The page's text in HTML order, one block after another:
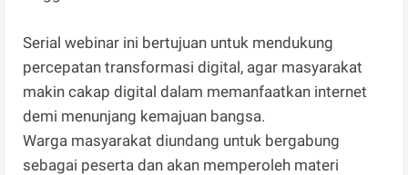
Serial webinar ini bertujuan untuk mendukung
percepatan transformasi digital, agar masyarakat
makin cakap digital dalam memanfaatkan internet
demi menunjang kemajuan bangsa.
Warga masyarakat diundang untuk bergabung
sebagai peserta dan akan memperoleh materi